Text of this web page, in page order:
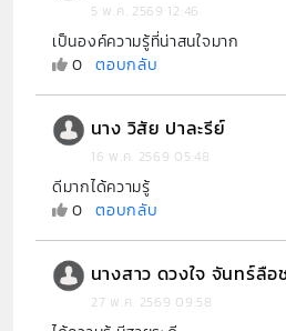
5 พ.ค. 2569 12:46
เป็นองค์ความรู้ที่น่าสนใจมาก
0 ตอบกลับ
นาง วิสัย ปาละรีย์
16 พ.ค. 2569 05:48
ดีมากได้ความรู้
0 ตอบกลับ
นางสาว ดวงใจ จันทร์ลือ
27 พ.ค. 2569 09:58